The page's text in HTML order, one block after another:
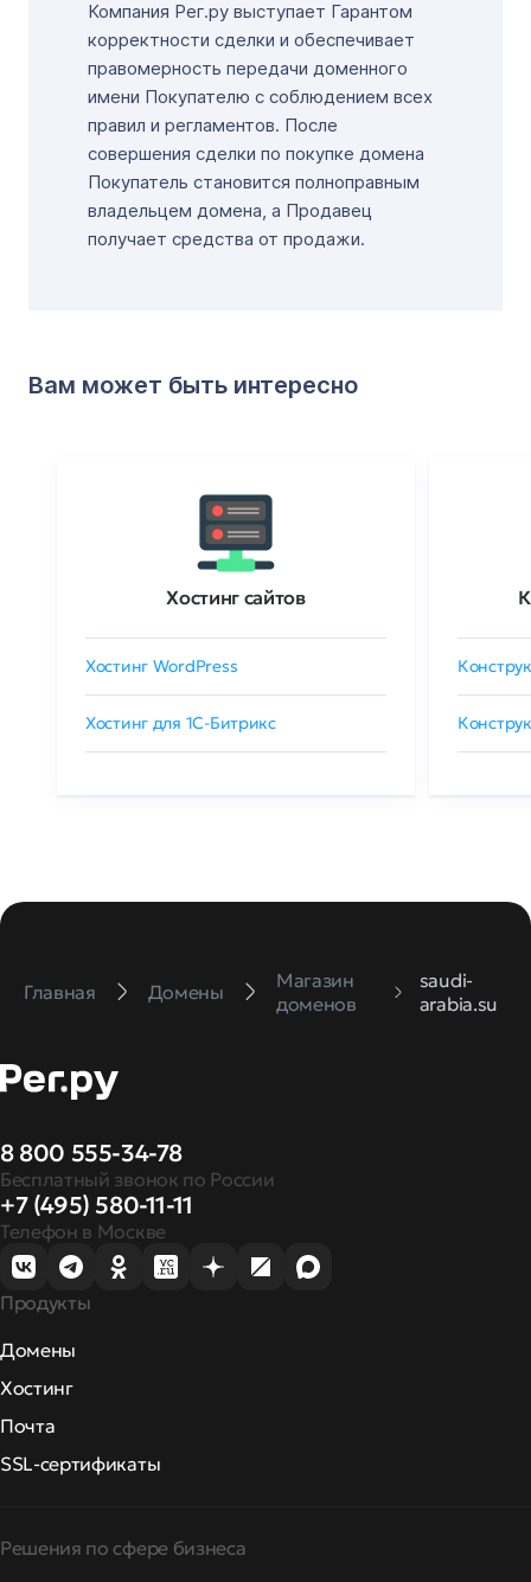
Компания Рег.ру выступает Гарантом
корректности сделки и обеспечивает
правомерность передачи доменного
имени Покупателю с соблюдением всех
правил и регламентов. После
совершения сделки по покупке домена
Покупатель становится полноправным
владельцем домена, а Продавец
получает средства от продажи.
Вам может быть интересно
Хостинг сайтов
Хостинг WordPress
Хостинг для 1C-Битрикс
Главная Домены
Магазин
доменов
saudi-
arabia.su
8 800 555-34-78
Бесплатный звонок по России
+7 (495) 580-11-11
Телефон в Москве
Продукты
Домены
Хостинг
Почта
SSL-сертификаты
Решения по сфере бизнеса